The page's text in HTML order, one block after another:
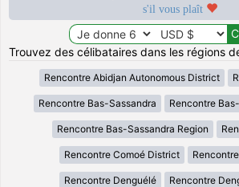
s'il vous plaît
Trouvez des célibataires dans les régions
Rencontre Abidjan Autonomous District
Rencontre Bas-Sassandra Rencontre
Rencontre Bas-Sassandra Region
Rencontre Comoé District
Rencontre Denguélé Rencontre